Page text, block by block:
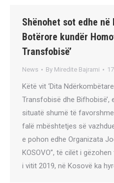
Shënohet sot edhe në
Botërore kundër
Transfobisë’
News By Miredite Bajrami
Këtë vit ‘Dita
Transfobisë dhe Bifhobisë’,
situatë shumë të
falë mbështetjes së
e pohon edhe Organizata
KOSOVO”, të cilët i
i vitit 2019, në Kosovë ka